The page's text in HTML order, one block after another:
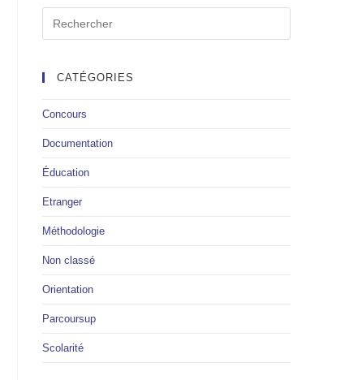
CATÉGORIES
Concours
Documentation
Éducation
Etranger
Méthodologie
Non classé
Orientation
Parcoursup
Scolarité